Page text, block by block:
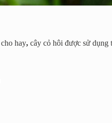
cho hay, cây cỏ hôi được sử dụng